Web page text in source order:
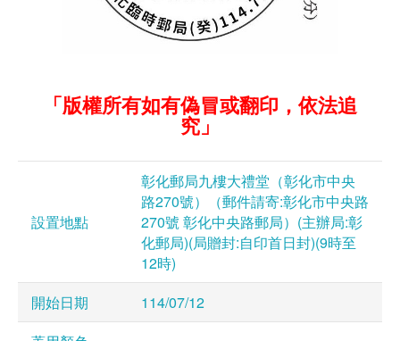
「版權所有如有偽冒或翻印，依法追
究」
設置地點
彰化郵局九樓大禮堂（彰化市中央
路270號）（郵件請寄:彰化市中央路
270號 彰化中央路郵局）(主辦局:彰
化郵局)(局贈封:自印首日封)(9時至
12時)
開始日期
114/07/12